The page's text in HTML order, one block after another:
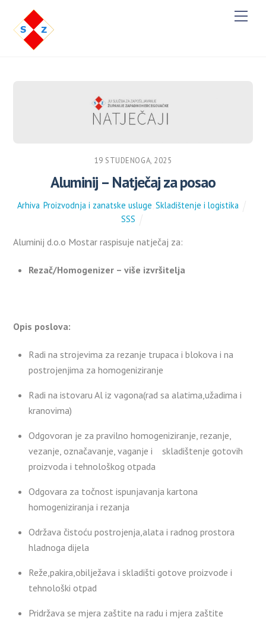
M
e
19 STUDENOGA, 2025
Aluminij – Natječaj za posao
Arhiva ,Proizvodnja i zanatske usluge ,Skladištenje i logistika
SSS
Aluminij d.o.o Mostar raspisuje natječaj za:
Rezač/Homogenizer – više izvršitelja
Opis poslova:
Radi na strojevima za rezanje trupaca i blokova i na
postrojenjima za homogeniziranje
Radi na istovaru Al iz vagona(rad sa alatima,užadima i
kranovima)
Odgovoran je za pravilno homogeniziranje, rezanje,
vezanje, označavanje, vaganje i skladištenje gotovih
proizvoda i tehnološkog otpada
Odgovara za točnost ispunjavanja kartona
homogeniziranja i rezanja
Održava čistoću postrojenja,alata i radnog prostora
hladnoga dijela
Reže,pakira,obilježava i skladišti gotove proizvode i
tehnološki otpad
Pridržava se mjera zaštite na radu i mjera zaštite